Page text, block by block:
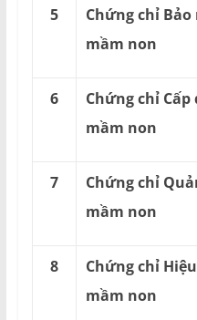
5
Chứng chỉ Bảo
mầm non
6
Chứng chỉ
mầm non
7
Chứng chỉ
mầm non
8
Chứng chỉ
mầm non